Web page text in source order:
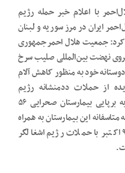
با اعلام خبر حمله رژیم
ایران در مرز سوریه و لبنان
کرد: جمعیت هلال احمر جمهوری
نهضت بین‌المللی صلیب سرخ
خود به منظور کاهش آلام
از حملات ددمنشانه رژیم
صهیونیستی علیه کشور لبنان اقدام به برپایی بیمارستان صحرایی ۵۶
این بیمارستان به همراه
انبار دارویی آن شب گذشته مورخ ۹ اکتبر با حملات رژیم اشغالگر